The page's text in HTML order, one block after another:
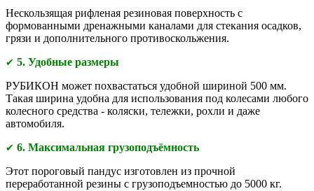
Нескользящая рифленая резиновая поверхность с
формованными дренажными каналами для стекания осадков,
грязи и дополнительного противоскольжения.
✔ 5. Удобные размеры
РУБИКОН может похвастаться удобной шириной 500 мм.
Такая ширина удобна для использования под колесами любого
колесного средства - коляски, тележки, рохли и даже
автомобиля.
✔ 6. Максимальная грузоподъёмность
Этот пороговый пандус изготовлен из прочной
переработанной резины с грузоподъемностью до 5000 кг.